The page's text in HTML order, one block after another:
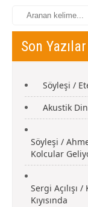
Son Yazılar
Söyleşi /
Akustik
Söyleşi /
Kolcular
Sergi Açılışı
Kıyısında